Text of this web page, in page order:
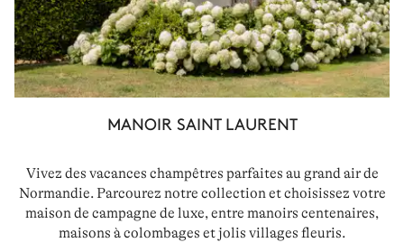
MANOIR SAINT LAURENT
Vivez des vacances champêtres parfaites au grand air de
Normandie. Parcourez notre collection et choisissez votre
maison de campagne de luxe, entre manoirs centenaires,
maisons à colombages et jolis villages fleuris.